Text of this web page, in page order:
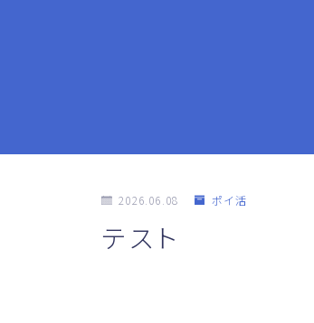
2026.06.08 ポイ活
テスト